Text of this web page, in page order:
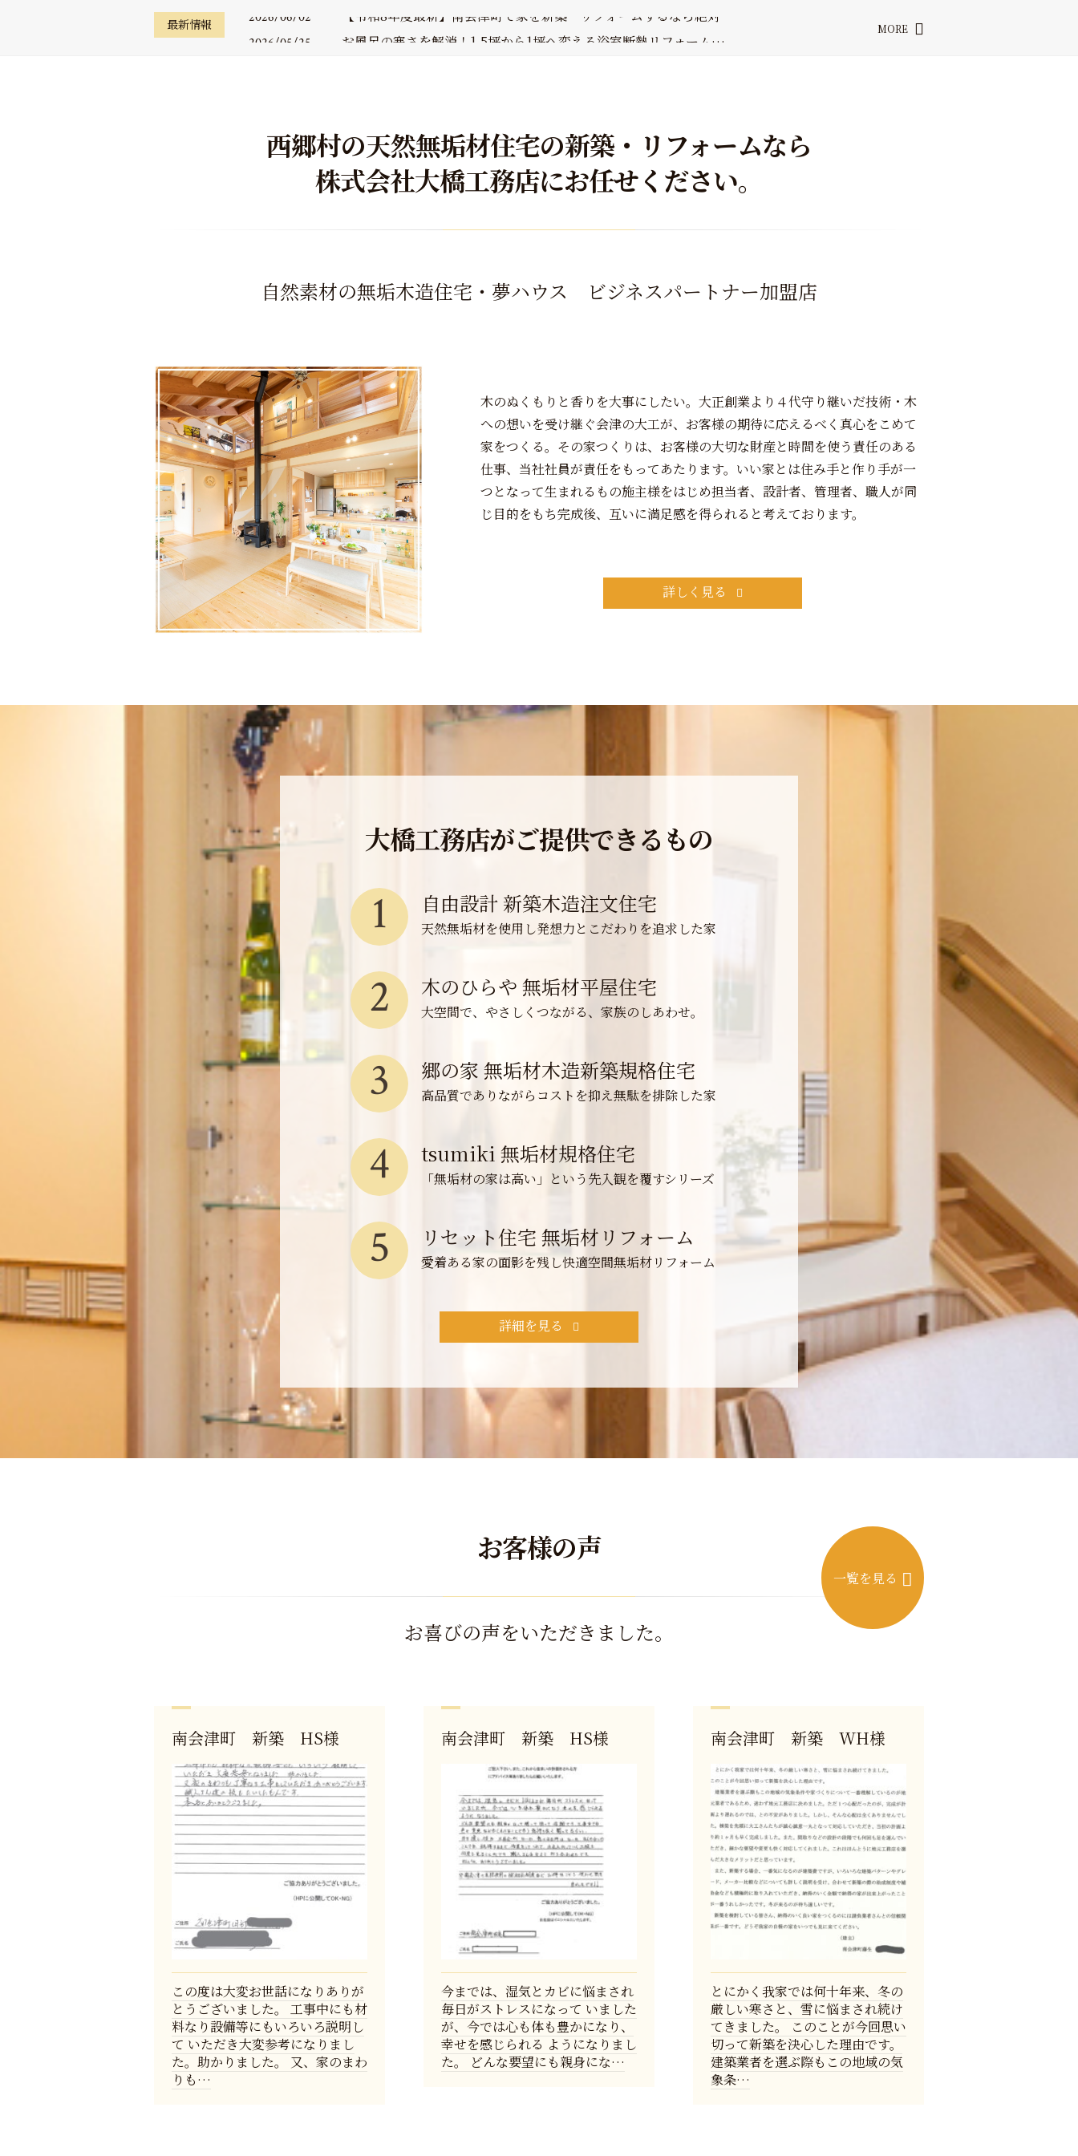
最新情報 お風呂の寒さを解消！1.5坪から1坪へ変える浴室断熱リフォーム…
2026/06/02 【令和8年度最新】南会津町で家を新築・リフォームするなら絶対…
MORE
西郷村の天然無垢材住宅の新築・リフォームなら
株式会社大橋工務店にお任せください。
自然素材の無垢木造住宅・夢ハウス ビジネスパートナー加盟店
木のぬくもりと香りを大事にしたい。大正創業より４代守り継いだ技術・木
への想いを受け継ぐ会津の大工が、お客様の期待に応えるべく真心をこめて
家をつくる。その家つくりは、お客様の大切な財産と時間を使う責任のある
仕事、当社社員が責任をもってあたります。いい家とは住み手と作り手が一
つとなって生まれるもの施主様をはじめ担当者、設計者、管理者、職人が同
じ目的をもち完成後、互いに満足感を得られると考えております。
詳しく見る
大橋工務店がご提供できるもの
自由設計 新築木造注文住宅
天然無垢材を使用し発想力とこだわりを追求した家
1
木のひらや 無垢材平屋住宅
大空間で、やさしくつながる、家族のしあわせ。
2
郷の家 無垢材木造新築規格住宅
高品質でありながらコストを抑え無駄を排除した家
3
tsumiki 無垢材規格住宅
「無垢材の家は高い」という先入観を覆すシリーズ
4
リセット住宅 無垢材リフォーム
愛着ある家の面影を残し快適空間無垢材リフォーム
5
詳細を見る
お客様の声
お喜びの声をいただきました。
一覧を見る
南会津町 新築 HS様
この度は大変お世話になりありが
とうございました。 工事中にも材
料なり設備等にもいろいろ説明し
て いただき大変参考になりまし
た。助かりました。 又、家のまわ
りも…
南会津町 新築 HS様
今までは、湿気とカビに悩まされ
毎日がストレスになって いました
が、今では心も体も豊かになり、
幸せを感じられる ようになりまし
た。 どんな要望にも親身にな…
南会津町 新築 WH様
とにかく我家では何十年来、冬の
厳しい寒さと、雪に悩まされ続け
てきました。 このことが今回思い
切って新築を決心した理由です。
建築業者を選ぶ際もこの地域の気
象条…